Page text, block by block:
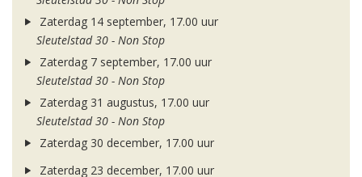
Zaterdag 14 september, 17.00 uur
Sleutelstad 30 - Non Stop
Zaterdag 7 september, 17.00 uur
Sleutelstad 30 - Non Stop
Zaterdag 31 augustus, 17.00 uur
Sleutelstad 30 - Non Stop
Zaterdag 30 december, 17.00 uur
Zaterdag 23 december, 17.00 uur